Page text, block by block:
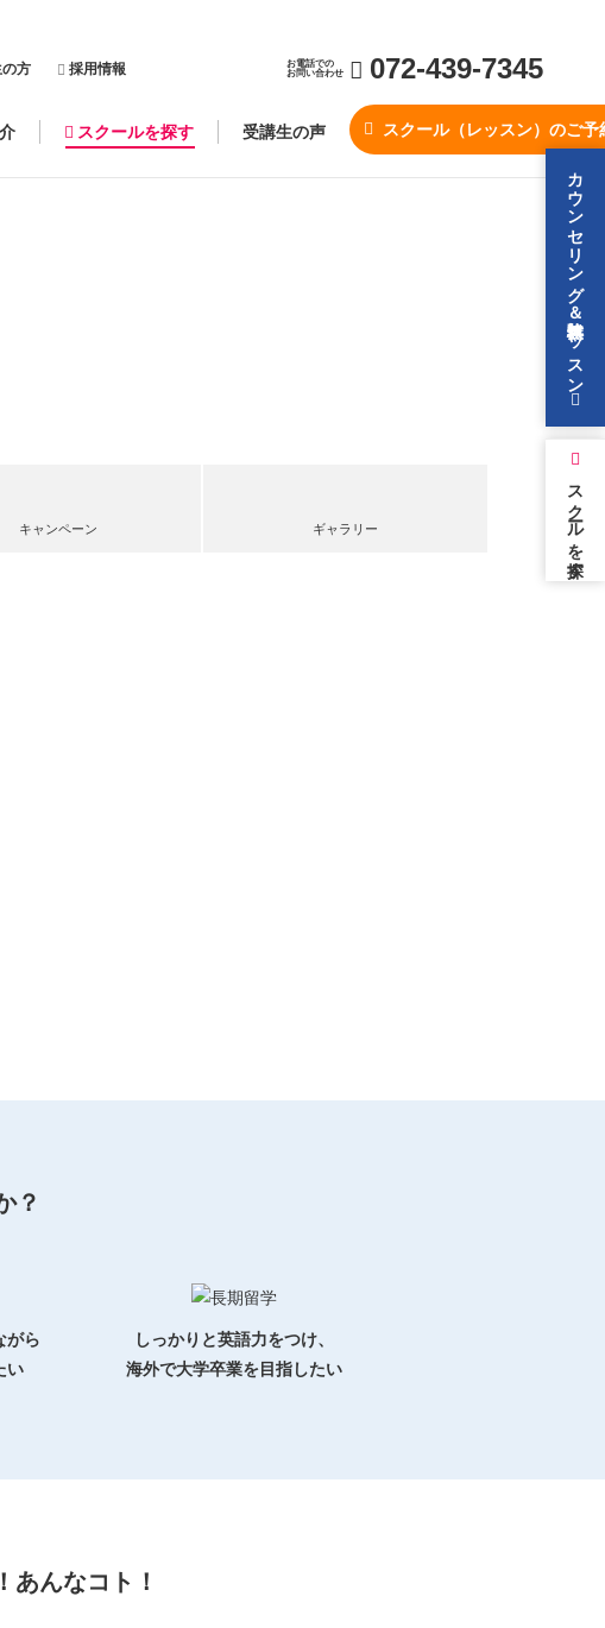
方 採用情報
お電話での
お問い合わせ
072-439-7345
スクールを探す 受講生の声 スクール（レッスン）のご予
カウンセリング＆無料体験レッスン
スクールを探す
キャンペーン ギャラリー
？
がら
い
しっかりと英語力をつけ、
海外で大学卒業を目指したい
あんなコト！